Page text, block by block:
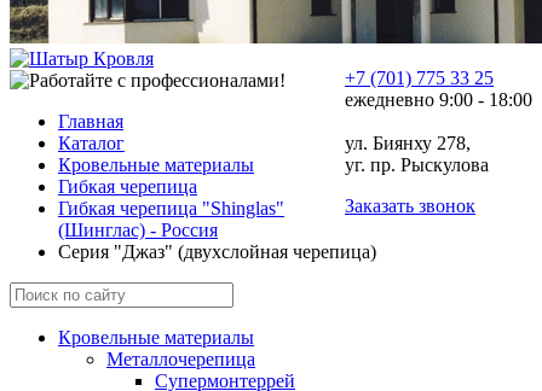
+7 (701) 775 33 25
ежедневно 9:00 - 18:00
ул. Биянху 278,
уг. пр. Рыскулова
Заказать звонок
Главная
Каталог
Кровельные материалы
Гибкая черепица
Гибкая черепица "Shinglas"
(Шинглас) - Россия
Серия "Джаз" (двухслойная черепица)
Кровельные материалы
Металлочерепица
Супермонтеррей